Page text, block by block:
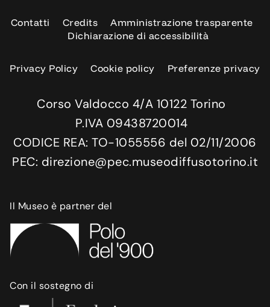
Contatti Credits
Amministrazione trasparente
Dichiarazione di accessibilità
Privacy Policy Cookie policy Preferenze privacy
Corso Valdocco 4/A 10122 Torino
P.IVA 09438720014
CODICE REA: TO-1055556 del 02/11/2006
PEC: direzione@pec.museodiffusotorino.it
Il Museo è partner del
Con il sostegno di